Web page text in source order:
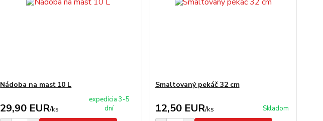
Nádoba na masť 10 L
29,90 EUR/ks
expedícia 3-5
dní
Smaltovaný pekáč 32 cm
12,50 EUR/ks Skladom